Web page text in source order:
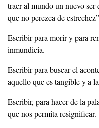
traer al mundo un nuevo ser
que no perezca de
Escribir para morir y para
inmundicia.
Escribir para buscar el
aquello que es tangible y a
Escribir, para hacer de la
que nos permita resignificar.